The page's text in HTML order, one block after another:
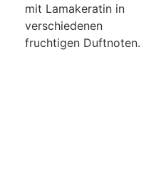
mit Lamakeratin in
verschiedenen
fruchtigen Duftnoten.